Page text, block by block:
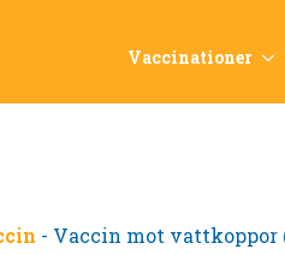
Vaccinationer
- Vaccin mot vattkoppor